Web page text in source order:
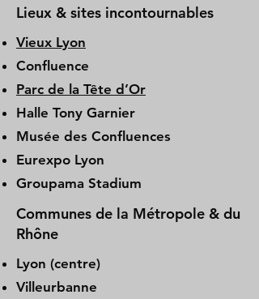
Lieux & sites incontournables
Vieux Lyon
Confluence
Parc de la Tête d’Or
Halle Tony Garnier
Musée des Confluences
Eurexpo Lyon
Groupama Stadium
Communes de la Métropole & du
Rhône
Lyon (centre)
Villeurbanne